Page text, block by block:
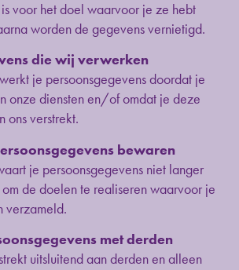
voor het doel waarvoor je ze hebt
worden de gegevens vernietigd.
die wij verwerken
je persoonsgegevens doordat je
onze diensten en/of omdat je deze
ons verstrekt.
bewaren
je persoonsgegevens niet langer
de doelen te realiseren waarvoor je
verzameld.
met derden
uitsluitend aan derden en alleen